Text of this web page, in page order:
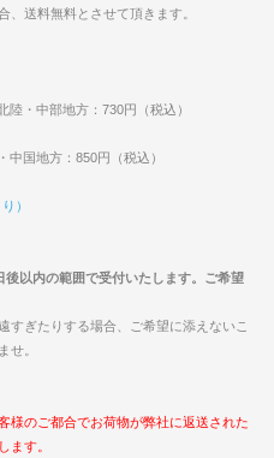
送料無料とさせて頂きます。
・中部地方：730円（税込）
国地方：850円（税込）
）
以内の範囲で受付いたします。ご希望
ぎたりする場合、ご希望に添えないこ
せ。
様のご都合でお荷物が弊社に返送された
ます。